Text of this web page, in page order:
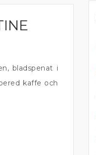
bladspenat i
kaffe och